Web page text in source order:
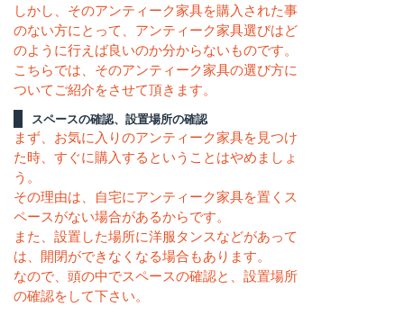
しかし、そのアンティーク家具を購入された事
のない方にとって、アンティーク家具選びはど
のように行えば良いのか分からないものです。
こちらでは、そのアンティーク家具の選び方に
ついてご紹介をさせて頂きます。
スペースの確認、設置場所の確認
まず、お気に入りのアンティーク家具を見つけ
た時、すぐに購入するということはやめましょ
う。
その理由は、自宅にアンティーク家具を置くス
ペースがない場合があるからです。
また、設置した場所に洋服タンスなどがあって
は、開閉ができなくなる場合もあります。
なので、頭の中でスペースの確認と、設置場所
の確認をして下さい。